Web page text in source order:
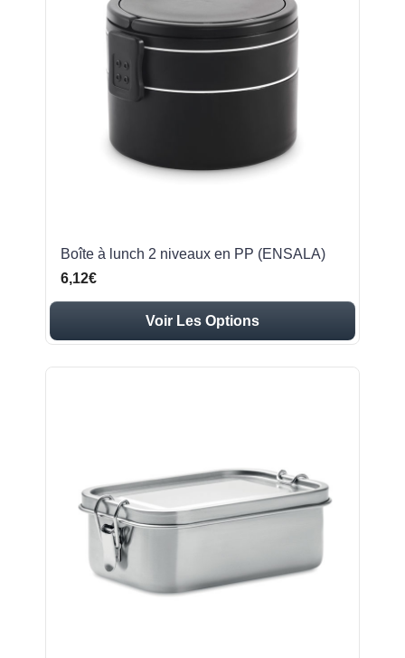
Boîte à lunch 2 niveaux en PP (ENSALA)
6,12€
Voir Les Options